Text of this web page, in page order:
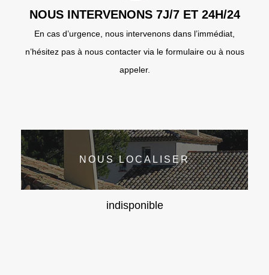
NOUS INTERVENONS 7J/7 ET 24H/24
En cas d’urgence, nous intervenons dans l’immédiat,
n’hésitez pas à nous contacter via le formulaire ou à nous
appeler.
NOUS LOCALISER
indisponible